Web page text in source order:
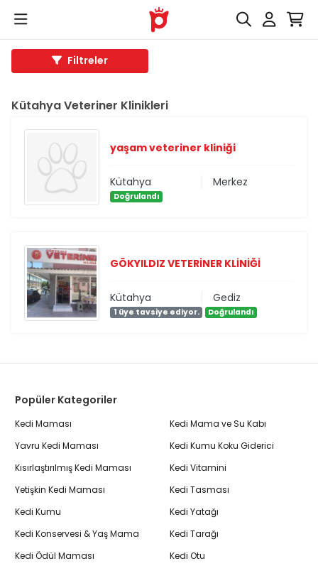
Filtreler
Kütahya Veteriner Klinikleri
yaşam veteriner kliniği
Kütahya Merkez
Doğrulandı
GÖKYILDIZ VETERİNER KLİNİĞİ
Kütahya Gediz
1 üye tavsiye ediyor. Doğrulandı
Popüler Kategoriler
Kedi Maması
Yavru Kedi Maması
Kısırlaştırılmış Kedi Maması
Yetişkin Kedi Maması
Kedi Kumu
Kedi Konservesi & Yaş Mama
Kedi Ödül Maması
Kedi Mama ve Su Kabı
Kedi Kumu Koku Giderici
Kedi Vitamini
Kedi Tasması
Kedi Yatağı
Kedi Tarağı
Kedi Otu